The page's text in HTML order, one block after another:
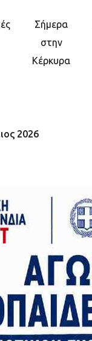
Σήμερα
στην
Κέρκυρα
2026